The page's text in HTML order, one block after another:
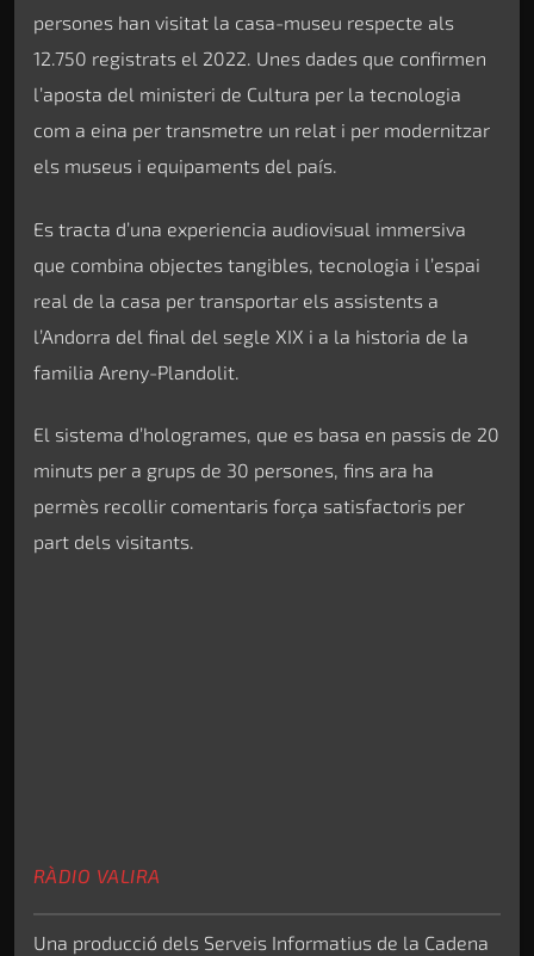
persones han visitat la casa-museu respecte als
12.750 registrats el 2022. Unes dades que confirmen
l’aposta del ministeri de Cultura per la tecnologia
com a eina per transmetre un relat i per modernitzar
els museus i equipaments del país.
Es tracta d’una experiencia audiovisual immersiva
que combina objectes tangibles, tecnologia i l’espai
real de la casa per transportar els assistents a
l’Andorra del final del segle XIX i a la historia de la
familia Areny-Plandolit.
El sistema d’hologrames, que es basa en passis de 20
minuts per a grups de 30 persones, fins ara ha
permès recollir comentaris força satisfactoris per
part dels visitants.
RÀDIO VALIRA
Una producció dels Serveis Informatius de la Cadena